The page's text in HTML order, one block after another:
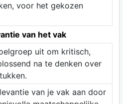
voor het gekozen
van het vak
uit om kritisch,
na te denken over
van je vak aan door